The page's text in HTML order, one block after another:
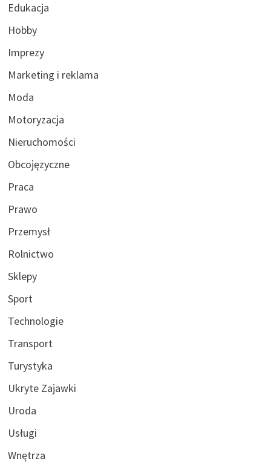
Edukacja
Hobby
Imprezy
Marketing i reklama
Moda
Motoryzacja
Nieruchomości
Obcojęzyczne
Praca
Prawo
Przemysł
Rolnictwo
Sklepy
Sport
Technologie
Transport
Turystyka
Ukryte Zajawki
Uroda
Usługi
Wnętrza